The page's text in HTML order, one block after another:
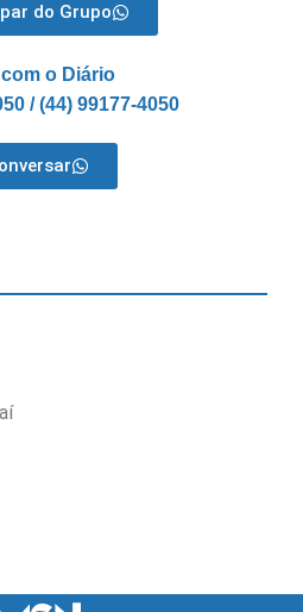
do Grupo
com o Diário
/ (44) 99177-4050